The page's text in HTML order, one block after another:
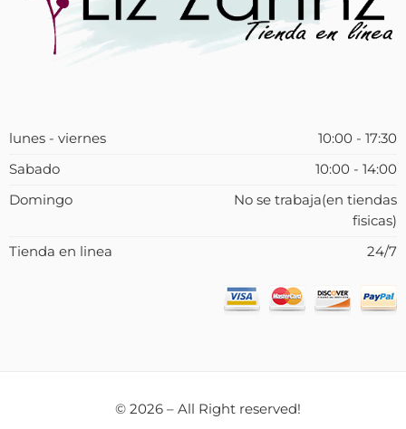
lunes - viernes
10:00 - 17:30
Sabado
10:00 - 14:00
Domingo
No se trabaja(en tiendas
fisicas)
Tienda en linea
24/7
© 2026 – All Right reserved!